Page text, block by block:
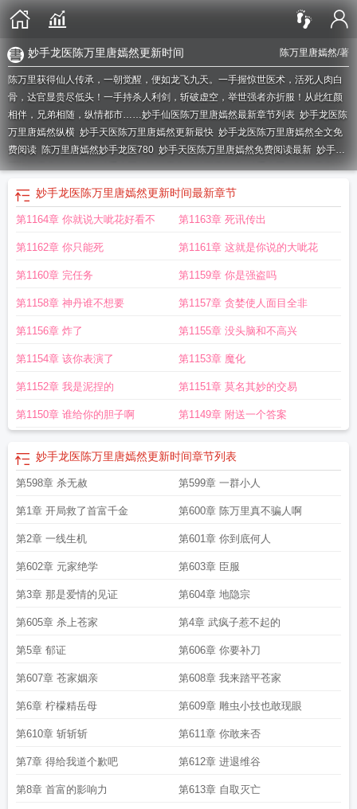
陈万里唐嫣然/著
妙手龙医陈万里唐嫣然更新时间
陈万里获得仙人传承，一朝觉醒，便如龙飞九天。一手握惊世医术，活死人肉白
骨，达官显贵尽低头！一手持杀人利剑，斩破虚空，举世强者亦折服！从此红颜
相伴，兄弟相随，纵情都市……妙手仙医陈万里唐嫣然最新章节列表 妙手龙医陈
万里唐嫣然纵横 妙手天医陈万里唐嫣然更新最快 妙手龙医陈万里唐嫣然全文免
费阅读 陈万里唐嫣然妙手龙医780 妙手天医陈万里唐嫣然免费阅读最新 妙手龙
医陈万里唐嫣然更新妙手大医仙陈万里唐嫣然面费阅读妙手大医仙陈万里唐嫣
陈万里唐嫣然妙手大医最新 妙手天医陈万里唐嫣然最新更新章节目录
手大仙医仙陈万里唐嫣然
医最新章节更新内容唐嫣然陈万里妙手大仙医妙手龙医仙陈万里唐嫣然
大仙医
妙手大仙医陈万里唐嫣然最新章节_妙 妙手大神医陈万里唐嫣然妙手大
医仙陈万里唐嫣然最新章节更
妙手大仙医陈万里唐嫣然全文免费阅读
免费阅读妙手龙医陈万里唐嫣然哪里能看妙手龙医陈万里唐嫣然完整版免费
全妙手龙医陈万里唐嫣然更新时间 陈万里唐嫣然妙手大仙医免费阅读
费观看妙手天医陈万里和唐嫣然免费阅读妙手龙医陈万里和唐嫣然
然免费阅读无弹窗大结局
妙手龙医陈万里唐嫣然最新章妙手龙医陈万里唐嫣然
结局 陈万里唐嫣然妙手龙医笔趣阁 陈万里与唐嫣然妙手龙妙手小仙医陈万里唐
嫣然最新更新章陈万里唐嫣然妙手大医仙最新章节更妙手龙医陈万里唐嫣然金
然妙手大医仙免费阅读笔趣阁妙手龙医陈万里唐嫣然全本免费阅读
万里唐嫣然最新章节更新消息
妙手龙医陈万里唐嫣然短剧陈万里唐嫣然妙手大
表唐嫣然陈万里妙手大医仙 陈万里的唐嫣然妙手龙医陈万里唐嫣然妙手大医仙
笔
妙手龙医陈万里唐嫣然更新时间最新章节
第1164章 你就说大呲花好看不 第1163章 死讯传出
第1162章 你只能死 第1161章 这就是你说的大呲花
第1160章 完任务 第1159章 你是强盗吗
第1158章 神丹谁不想要 第1157章 贪婪使人面目全非
第1156章 炸了 第1155章 没头脑和不高兴
第1154章 该你表演了 第1153章 魔化
第1152章 我是泥捏的 第1151章 莫名其妙的交易
第1150章 谁给你的胆子啊 第1149章 附送一个答案
妙手龙医陈万里唐嫣然更新时间章节列表
第598章 杀无赦 第599章 一群小人
第1章 开局救了首富千金 第600章 陈万里真不骗人啊
第2章 一线生机 第601章 你到底何人
第602章 元家绝学 第603章 臣服
第3章 那是爱情的见证 第604章 地隐宗
第605章 杀上苍家 第4章 武疯子惹不起的
第5章 郁证 第606章 你要补刀
第607章 苍家姻亲 第608章 我来踏平苍家
第6章 柠檬精岳母 第609章 雕虫小技也敢现眼
第610章 斩斩斩 第611章 你敢来否
第7章 得给我道个歉吧 第612章 进退维谷
第8章 首富的影响力 第613章 自取灭亡